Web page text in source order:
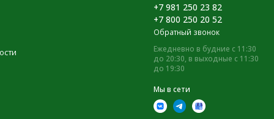
+7 981 250 23 82
+7 800 250 20 52
Обратный звонок
Ежедневно в будние с 11:30
до 20:30, в выходные с 11:30
до 19:30
Мы в сети